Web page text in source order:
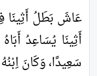
عَاشَ بَطَلُ أَثِينَا
أَثِينَا يُسَاعِدُ
سَعِيدًا، وَكَانَ